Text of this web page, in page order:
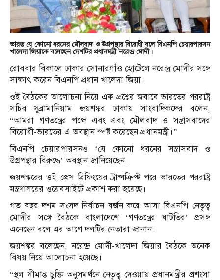
ভারত যে কোনো ধরনের মৌলবাদ ও উগ্রপন্থার বিরোধী বলে বিএনপি চেয়ারপারসন
খালেদা জিয়াকে বলেছেন দেশটির প্রধানমন্ত্রী নরেন্দ্র মোদী।
রোববার বিকালে ঢাকার সোনারগাঁও হোটেলে নরেন্দ্র মোদীর সঙ্গে
সাক্ষাৎ করেন বিএনপি প্রধান খালেদা জিয়া।
ওই বৈঠকের আলোচনা নিয়ে এক প্রশ্নের জবাবে ভারতের পররাষ্ট্র
সচিব সুব্রামানিয়াম জয়শঙ্কর ঢাকায় সাংবাদিকদের বলেন,
“আমরা গণতন্ত্রের পক্ষে এবং এবং মৌলবাদ ও সন্ত্রাসবাদের
বিরোধী-ভারতের এ অবস্থান স্পষ্ট করেছেন প্রধানমন্ত্রী।”
বিএনপি চেয়ারপারসনও ‘যে কোনো ধরনের সন্ত্রাসবাদ ও
উগ্রপন্থার বিরুদ্ধে’ অবস্থান জানিয়েছেন।
জয়শঙ্করের ওই প্রেস ব্রিফিংয়ের ট্রান্সক্রিপ্ট পরে ভারতের পররাষ্ট্র
মন্ত্রণালয়ের ওয়েবসাইটে প্রকাশ করা হয়েছে।
গত বছর দশম সংসদ নির্বাচন বর্জন করে আসা বিএনপি নেতৃত্ব
মোদীর সঙ্গে বৈঠকে বাংলাদেশে ‘গণতন্ত্রের ঘাটতির’ প্রসঙ্গ
এনেছেন বলে এর আগে দলটির নেতারা জানান।
জয়শঙ্কর বলেছেন, নরেন্দ্র মোদী-খালেদা জিয়ার বৈঠকে অনেক
বিষয় নিয়ে আলোচনা হয়েছে।
“স্থল সীমান্ত চুক্তি অনুসমর্থনে নেতৃত্ব দেওয়ায় প্রধানমন্ত্রীর প্রশংসা